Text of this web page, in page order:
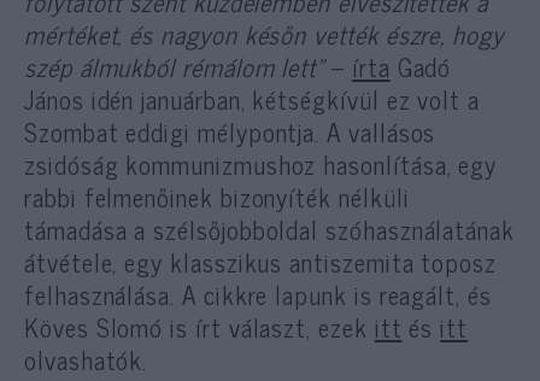
mértéket, és nagyon későn vették észre, hogy
szép álmukból rémálom lett”– írta Gadó
János idén januárban, kétségkívül ez volt a
Szombat eddigi mélypontja. A vallásos
zsidóság kommunizmushoz hasonlítása, egy
rabbi felmenőinek bizonyíték nélküli
támadása a szélsőjobboldal szóhasználatának
átvétele, egy klasszikus antiszemita toposz
felhasználása. A cikkre lapunk is reagált, és
Köves Slomó is írt választ, ezek itt és itt
olvashatók.